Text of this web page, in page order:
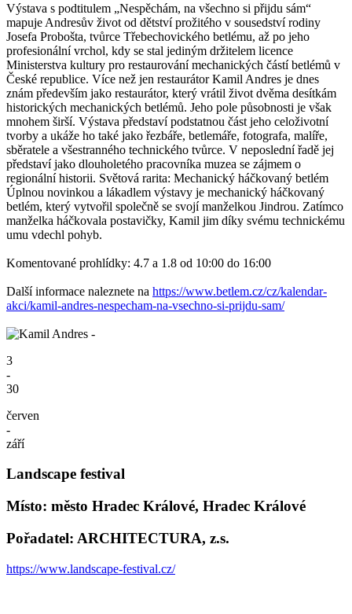
Výstava s podtitulem „Nespěchám, na všechno si přijdu sám“
mapuje Andresův život od dětství prožitého v sousedství rodiny
Josefa Probošta, tvůrce Třebechovického betlému, až po jeho
profesionální vrchol, kdy se stal jediným držitelem licence
Ministerstva kultury pro restaurování mechanických částí betlémů v
České republice. Více než jen restaurátor Kamil Andres je dnes
znám především jako restaurátor, který vrátil život dvěma desítkám
historických mechanických betlémů. Jeho pole působnosti je však
mnohem širší. Výstava představí podstatnou část jeho celoživotní
tvorby a ukáže ho také jako řezbáře, betlemáře, fotografa, malíře,
sběratele a všestranného technického tvůrce. V neposlední řadě jej
představí jako dlouholetého pracovníka muzea se zájmem o
regionální historii. Světová rarita: Mechanický háčkovaný betlém
Úplnou novinkou a lákadlem výstavy je mechanický háčkovaný
betlém, který vytvořil společně se svojí manželkou Jindrou. Zatímco
manželka háčkovala postavičky, Kamil jim díky svému technickému
umu vdechl pohyb.
Komentované prohlídky: 4.7 a 1.8 od 10:00 do 16:00
Další informace naleznete na https://www.betlem.cz/cz/kalendar-
akci/kamil-andres-nespecham-na-vsechno-si-prijdu-sam/
3
-
30
červen
-
září
Landscape festival
Místo: město Hradec Králové, Hradec Králové
Pořadatel: ARCHITECTURA, z.s.
https://www.landscape-festival.cz/